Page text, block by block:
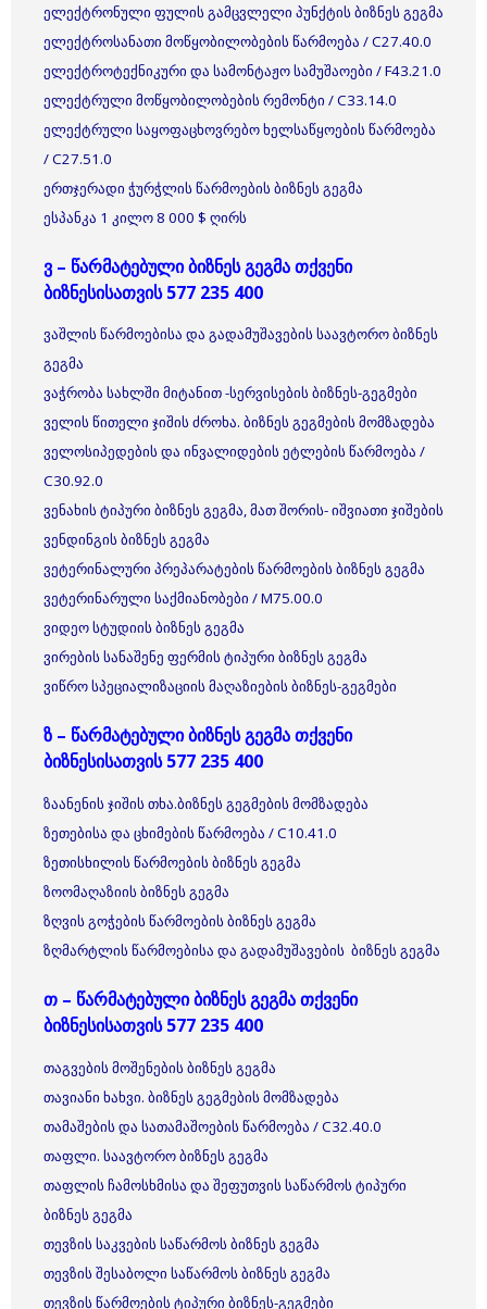
ელექტრონული ფულის გამცვლელი პუნქტის ბიზნეს გეგმა
ელექტროსანათი მოწყობილობების წარმოება / C27.40.0
ელექტროტექნიკური და სამონტაჟო სამუშაოები / F43.21.0
ელექტრული მოწყობილობების რემონტი / C33.14.0
ელექტრული საყოფაცხოვრებო ხელსაწყოების წარმოება
/ C27.51.0
ერთჯერადი ჭურჭლის წარმოების ბიზნეს გეგმა
ესპანკა 1 კილო 8 000 $ ღირს
ვ – წარმატებული ბიზნეს გეგმა თქვენი
ბიზნესისათვის 577 235 400
ვაშლის წარმოებისა და გადამუშავების საავტორო ბიზნეს
გეგმა
ვაჭრობა სახლში მიტანით -სერვისების ბიზნეს-გეგმები
ველის წითელი ჯიშის ძროხა. ბიზნეს გეგმების მომზადება
ველოსიპედების და ინვალიდების ეტლების წარმოება /
C30.92.0
ვენახის ტიპური ბიზნეს გეგმა, მათ შორის- იშვიათი ჯიშების
ვენდინგის ბიზნეს გეგმა
ვეტერინალური პრეპარატების წარმოების ბიზნეს გეგმა
ვეტერინარული საქმიანობები / M75.00.0
ვიდეო სტუდიის ბიზნეს გეგმა
ვირების სანაშენე ფერმის ტიპური ბიზნეს გეგმა
ვიწრო სპეციალიზაციის მაღაზიების ბიზნეს-გეგმები
ზ – წარმატებული ბიზნეს გეგმა თქვენი
ბიზნესისათვის 577 235 400
ზაანენის ჯიშის თხა.ბიზნეს გეგმების მომზადება
ზეთებისა და ცხიმების წარმოება / C10.41.0
ზეთისხილის წარმოების ბიზნეს გეგმა
ზოომაღაზიის ბიზნეს გეგმა
ზღვის გოჭების წარმოების ბიზნეს გეგმა
ზღმარტლის წარმოებისა და გადამუშავების ბიზნეს გეგმა
თ – წარმატებული ბიზნეს გეგმა თქვენი
ბიზნესისათვის 577 235 400
თაგვების მოშენების ბიზნეს გეგმა
თავიანი ხახვი. ბიზნეს გეგმების მომზადება
თამაშების და სათამაშოების წარმოება / C32.40.0
თაფლი. საავტორო ბიზნეს გეგმა
თაფლის ჩამოსხმისა და შეფუთვის საწარმოს ტიპური
ბიზნეს გეგმა
თევზის საკვების საწარმოს ბიზნეს გეგმა
თევზის შესაბოლი საწარმოს ბიზნეს გეგმა
თევზის წარმოების ტიპური ბიზნეს-გეგმები